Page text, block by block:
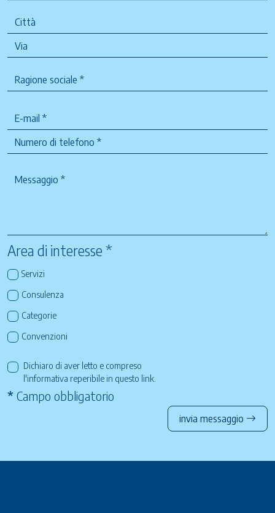
Area di interesse *
Servizi
Consulenza
Categorie
Convenzioni
Dichiaro di aver letto e compreso
l'informativa reperibile in questo link
* Campo obbligatorio
invia messaggio